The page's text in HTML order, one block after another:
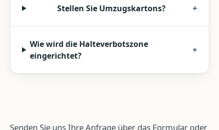
Stellen Sie Umzugskartons? +
Wie wird die Halteverbotszone
eingerichtet?
+
Senden Sie uns Ihre Anfrage über das Formular oder